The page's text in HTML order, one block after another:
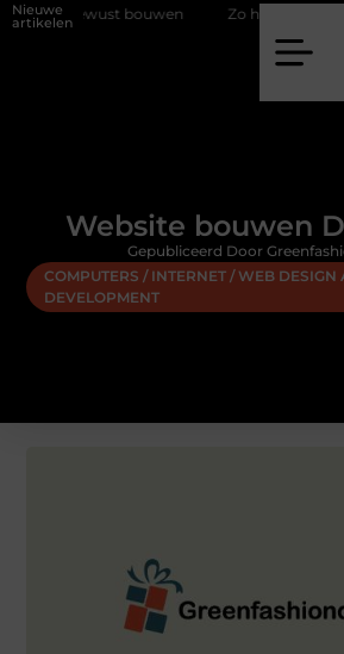
Nieuwe
artikelenbouwen Zo haalt u echt vuur in
Website bouwen
COMPUTERS / INTERNET / WEB DESIGN
DEVELOPMENT
Gepubliceerd Door